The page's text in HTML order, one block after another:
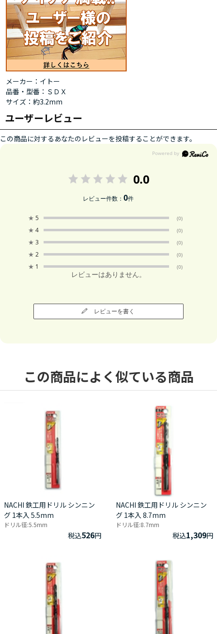
メーカー：イトー
品番・型番：ＳＤＸ
サイズ：約3.2mm
ユーザーレビュー
この商品に対するあなたのレビューを投稿することができます。
0.0
レビュー件数：0件
★ 5 (0)
★ 4 (0)
★ 3 (0)
★ 2 (0)
★ 1 (0)
レビューはありません。
レビューを書く
この商品によく似ている商品
NACHI 鉄工用ドリル シンニン
グ 1本入 5.5mm
ドリル径:5.5mm
税込526円
NACHI 鉄工用ドリル シンニン
グ 1本入 8.7mm
ドリル径:8.7mm
税込1,309円